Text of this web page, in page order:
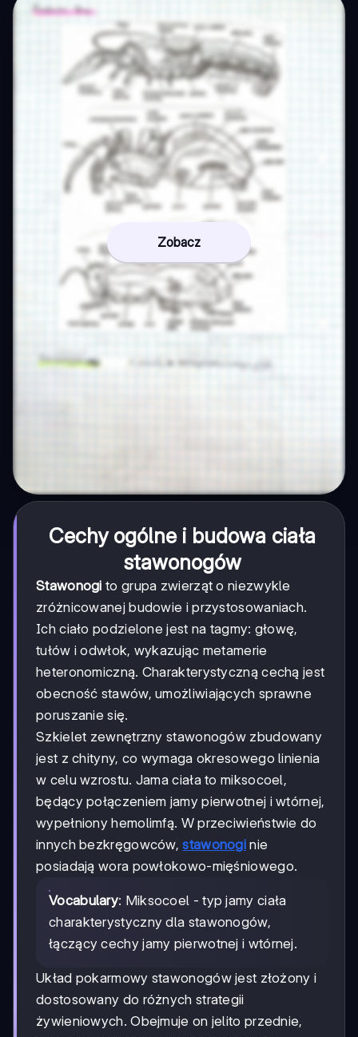
Zobacz
Cechy ogólne i budowa ciała
stawonogów
Stawonogi to grupa zwierząt o niezwykle
zróżnicowanej budowie i przystosowaniach.
Ich ciało podzielone jest na tagmy: głowę,
tułów i odwłok, wykazując metamerie
heteronomiczną. Charakterystyczną cechą jest
obecność stawów, umożliwiających sprawne
poruszanie się.
Szkielet zewnętrzny stawonogów zbudowany
jest z chityny, co wymaga okresowego linienia
w celu wzrostu. Jama ciała to miksocoel,
będący połączeniem jamy pierwotnej i wtórnej,
wypełniony hemolimfą. W przeciwieństwie do
innych bezkręgowców,stawonogi nie
posiadają wora powłokowo-mięśniowego.
Vocabulary: Miksocoel - typ jamy ciała
charakterystyczny dla stawonogów,
łączący cechy jamy pierwotnej i wtórnej.
Układ pokarmowy stawonogów jest złożony i
dostosowany do różnych strategii
żywieniowych. Obejmuje on jelito przednie,